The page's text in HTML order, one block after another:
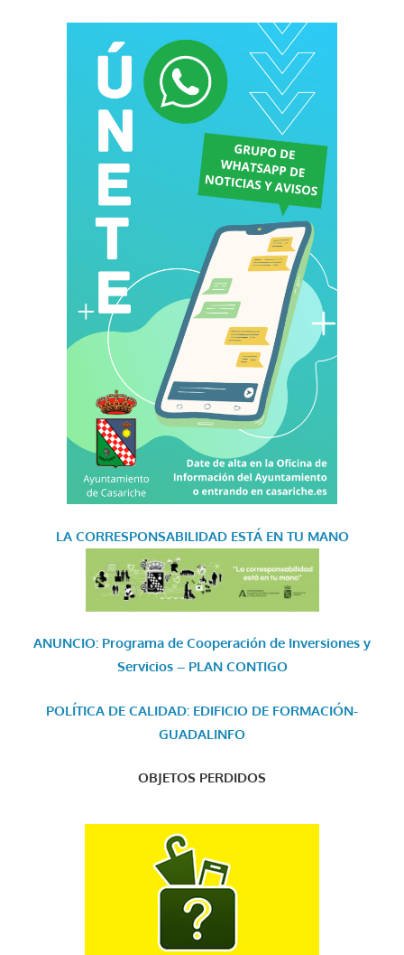
LA CORRESPONSABILIDAD ESTÁ EN TU MANO
ANUNCIO: Programa de Cooperación de Inversiones y
Servicios – PLAN CONTIGO
POLÍTICA DE CALIDAD: EDIFICIO DE FORMACIÓN-
GUADALINFO
OBJETOS PERDIDOS